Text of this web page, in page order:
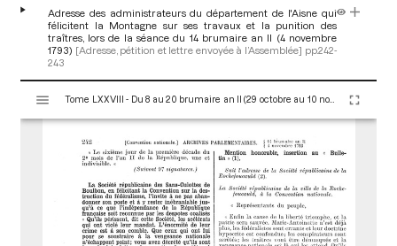
Adresse des administrateurs du département de l'Aisne qui
félicitent la Montagne sur ses travaux et la punition des
traîtres, lors de la séance du 14 brumaire an II (4 novembre
1793) [Adresse, pétition et lettre envoyée à l’Assemblée] pp.242-
243
s